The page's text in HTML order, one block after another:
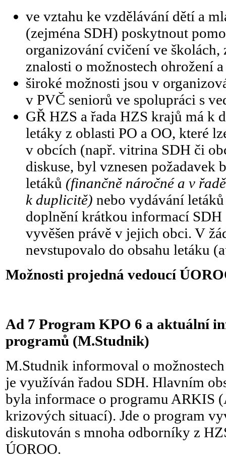
ve vztahu ke vzdělávání dětí a
(zejména SDH) poskytnout
organizování cvičení ve
znalosti o možnostech ohrožení
široké možnosti jsou v
v PVČ seniorů ve spolupráci s
GŘ HZS a řada HZS krajů má k
letáky z oblasti PO a OO, které
v obcích (např. vitrina SDH či
diskuse, byl vznesen
letáků (finančně náročné a v
k duplicitě) nebo vydávání
doplnění krátkou informací SDH
vyvěšen právě v jejich obci. V
nevstupovalo do obsahu letáku
Možnosti projedná vedoucí
Ad 7 Program KPO 6 a aktuální
programů (M.Studnik)
M.Studnik informoval o
je využíván řadou SDH. Hlavním
byla informace o programu ARKIS
krizových situací). Jde o program
diskutován s mnoha odborníky z
ÚOROO.